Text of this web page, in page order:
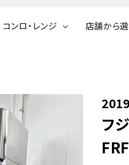
ネタケース
85kg
コンロ・レンジ 店舗から
フ